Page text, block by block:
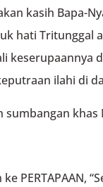
kasih Bapa-
hati Tritunggal
keserupaannya
ilahi di
sumbangan
PERTAPAAN,